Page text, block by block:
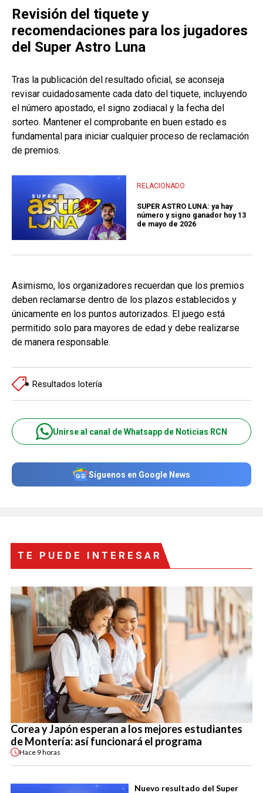
Revisión del tiquete y
recomendaciones para los jugadores
del Super Astro Luna
Tras la publicación del resultado oficial, se aconseja
revisar cuidadosamente cada dato del tiquete, incluyendo
el número apostado, el signo zodiacal y la fecha del
sorteo. Mantener el comprobante en buen estado es
fundamental para iniciar cualquier proceso de reclamación
de premios.
RELACIONADO
SUPER ASTRO LUNA: ya hay
número y signo ganador hoy 13
de mayo de 2026
Asimismo, los organizadores recuerdan que los premios
deben reclamarse dentro de los plazos establecidos y
únicamente en los puntos autorizados. El juego está
permitido solo para mayores de edad y debe realizarse
de manera responsable.
Resultados lotería
Unirse al canal de Whatsapp de Noticias RCN
Síguenos en Google News
TE PUEDE INTERESAR
Corea y Japón esperan a los mejores estudiantes
de Montería: así funcionará el programa
Hace 9 horas
Nuevo resultado del Super